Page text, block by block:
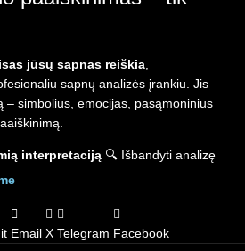
jūsų sapnas reiškia
sapnų analizės įrankiu. Jis
– simbolius, emocijas, pasąmoninius
interpretaciją 🔍 Išbandyti analizę
Email X Telegram Facebook